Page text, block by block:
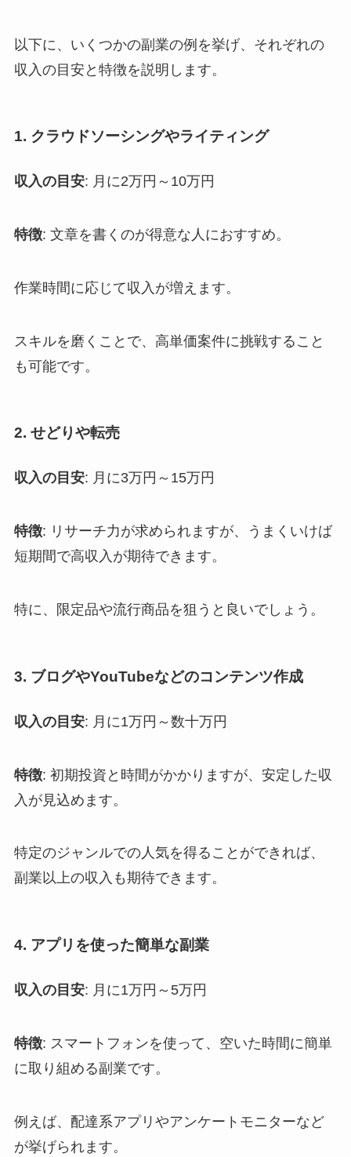
以下に、いくつかの副業の例を挙げ、それぞれの
収入の目安と特徴を説明します。
1. クラウドソーシングやライティング
収入の目安: 月に2万円～10万円
特徴: 文章を書くのが得意な人におすすめ。
作業時間に応じて収入が増えます。
スキルを磨くことで、高単価案件に挑戦すること
も可能です。
2. せどりや転売
収入の目安: 月に3万円～15万円
特徴: リサーチ力が求められますが、うまくいけば
短期間で高収入が期待できます。
特に、限定品や流行商品を狙うと良いでしょう。
3. ブログやYouTubeなどのコンテンツ作成
収入の目安: 月に1万円～数十万円
特徴: 初期投資と時間がかかりますが、安定した収
入が見込めます。
特定のジャンルでの人気を得ることができれば、
副業以上の収入も期待できます。
4. アプリを使った簡単な副業
収入の目安: 月に1万円～5万円
特徴: スマートフォンを使って、空いた時間に簡単
に取り組める副業です。
例えば、配達系アプリやアンケートモニターなど
が挙げられます。